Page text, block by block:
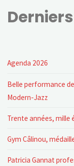
Agenda 2026
Belle performance
Modern-Jazz
Trente années, mille
Gym Câlinou,
Patricia Gannat